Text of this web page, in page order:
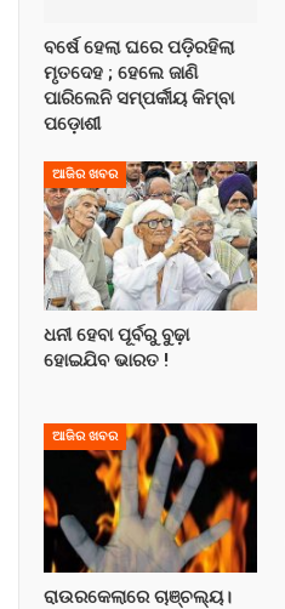
ବର୍ଷେ ହେଲା ଘରେ ପଡ଼ିରହିଲା
ମୃତଦେହ ; ହେଲେ ଜାଣି
ପାରିଲେନି ସମ୍ପର୍କୀୟ କିମ୍ବା
ପଡ଼ୋଶୀ
ଆଜିର ଖବର
ଧନୀ ହେବା ପୂର୍ବରୁ ବୁଢ଼ା
ହୋଇଯିବ ଭାରତ !
ଆଜିର ଖବର
ରାଉରକେଲାରେ ଚାଞ୍ଚଲ୍ୟ।